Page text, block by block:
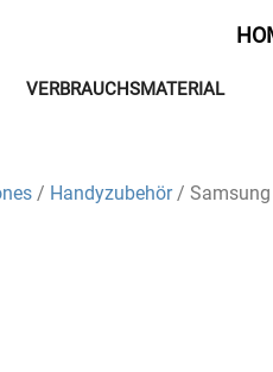
VERBRAUCHSMATERIAL
/ Handyzubehör/ Samsung